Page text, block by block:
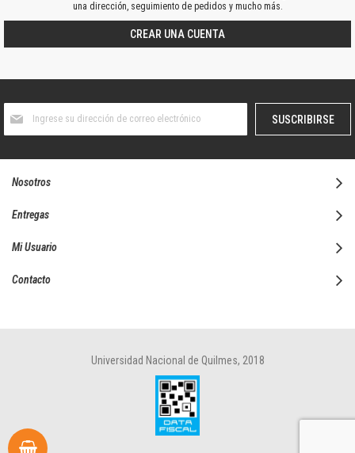
una dirección, seguimiento de pedidos y mucho más.
CREAR UNA CUENTA
boletín
SUSCRIBIRSE
Nosotros
Entregas
Mi Usuario
Contacto
Universidad Nacional de Quilmes, 2018